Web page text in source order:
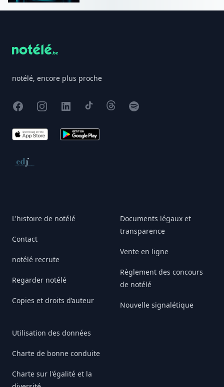
notélé, encore plus proche
FacebookInstagram
X TikTokThreadsSpotify
App Store Google Play
Conseil de déontologie journalistique
L'histoire de notélé
Contact
notélé recrute
Regarder notélé
Copies et droits d’auteur
Utilisation des données
Charte de bonne conduite
Charte sur l'égalité et la
Documents légaux et
transparence
Vente en ligne
Règlement des concours
de notélé
Nouvelle signalétique